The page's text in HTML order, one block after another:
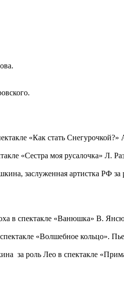
«Как стать Снегурочкой?»
«Сестра моя русалочка» Л.
заслуженная артистка РФ
в спектакле «Ванюшка» В.
«Волшебное кольцо».
за роль Лео в спектакле